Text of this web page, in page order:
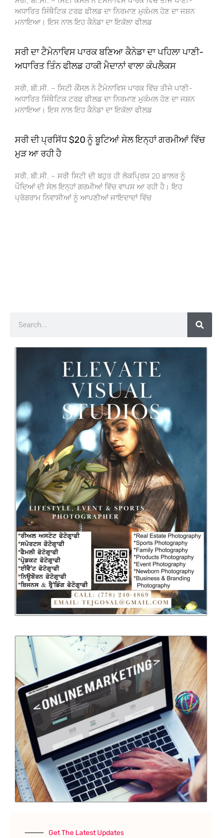
ਅਧਾਰਿਤ ਸਿੰਥੈਟਿਕ ਟਰਫ਼ ਫੀਲਡ ਦਾ ਨਿਰਮਾਣ ਮੁਕੰਮਲ ਹੋਣ ਦਾ ਜਸ਼ਨ
ਮਨਾਇਆ। ਇਸ ਨਾਲ ਇਹ ਕੈਨੇਡਾ ਦਾ ਇਕੱਲਾ ਫੀਲਡ
ਸਰੀ ਦਾ ਟੈਮੇਨਾਵਿਸ ਪਾਰਕ ਬਣਿਆ ਕੈਨੇਡਾ ਦਾ ਪਹਿਲਾ ਪਾਣੀ-
ਅਧਾਰਿਤ ਤਿੰਨ ਫੀਲਡ ਹਾਕੀ ਮੈਦਾਨਾਂ ਵਾਲਾ ਕੰਪਲੈਕਸ
ਸਰੀ, ਬੀ.ਸੀ. – ਸਿਟੀ ਕੌਂਸਲ ਨੇ ਟੈਮੇਨਾਵਿਸ ਪਾਰਕ ਵਿੱਚ ਤੀਜੇ ਪਾਣੀ-
ਅਧਾਰਿਤ ਸਿੰਥੈਟਿਕ ਟਰਫ਼ ਫੀਲਡ ਦਾ ਨਿਰਮਾਣ ਮੁਕੰਮਲ ਹੋਣ ਦਾ ਜਸ਼ਨ
ਮਨਾਇਆ। ਇਸ ਨਾਲ ਇਹ ਕੈਨੇਡਾ ਦਾ ਇਕੱਲਾ ਫੀਲਡ
ਸਰੀ ਦੀ ਪ੍ਰਸਿੱਧ $20 ਨੂੰ ਬੂਟਿਆਂ ਸੇਲ ਇਨ੍ਹਾਂ ਗਰਮੀਆਂ ਵਿੱਚ
ਮੁੜ ਆ ਰਹੀ ਹੈ
ਸਰੀ, ਬੀ.ਸੀ. – ਸਰੀ ਸਿਟੀ ਦੀ ਬਹੁਤ ਹੀ ਲੋਕਪ੍ਰਿਯ 20 ਡਾਲਰ ਨੂੰ
ਪੌਦਿਆਂ ਦੀ ਸੇਲ ਇਨ੍ਹਾਂ ਗਰਮੀਆਂ ਵਿੱਚ ਵਾਪਸ ਆ ਰਹੀ ਹੈ। ਇਹ
ਪ੍ਰੋਗਰਾਮ ਨਿਵਾਸੀਆਂ ਨੂੰ ਆਪਣੀਆਂ ਜਾਇਦਾਦਾਂ ਵਿੱਚ
Get The Latest Updates